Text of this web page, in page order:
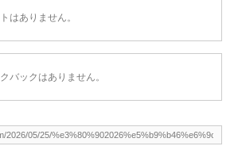
はありません。
バックはありません。